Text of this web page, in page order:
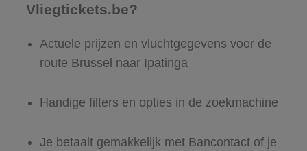
Vliegtickets.be?
Actuele prijzen en vluchtgegevens voor de
route Brussel naar Ipatinga
Handige filters en opties in de zoekmachine
Je betaalt gemakkelijk met Bancontact of je